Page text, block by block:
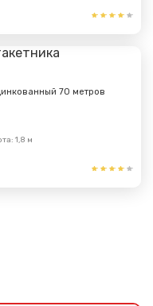
70 метров
1,8 м